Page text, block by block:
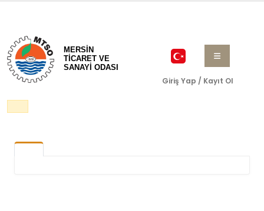
MERSİN
TİCARET VE
SANAYİ ODASI
Giriş Yap / Kayıt Ol